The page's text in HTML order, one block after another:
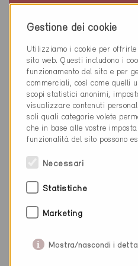
Definitivo
Nuova costruzione,
GE-1407
Gestione dei cookie
Utilizziamo i cookie per
sito web. Questi includono i
funzionamento del sito e per
commerciali, così come quelli
scopi statistici anonimi,
visualizzare contenuti
soli quali categorie volete
che in base alle vostre
funzionalità del sito possono
Necessari
Statistiche
Marketing
Mostra/nascondi i